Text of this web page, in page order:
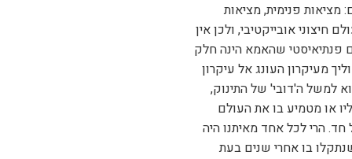
פנימית, מציאות
חיצוני אובייקטיבי, ולכן אין
פנתיאיסטי שהאמא הינה חלק
מעיקרון העונג אל עיקרון
למשל ה'דובי' של התינוק,
או מטמיע בו את העולם
חד. הרי לכל אחד מאיתנו היה
בו אחרי שנים בעת